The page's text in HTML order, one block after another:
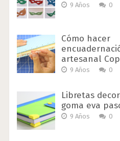
9 Años 0
Cómo hacer
artesanal
9 Años 0
Libretas
goma eva
9 Años 0